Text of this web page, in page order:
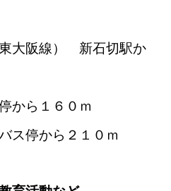
大阪線） 新石切駅か
から１６０ｍ
ス停から２１０ｍ